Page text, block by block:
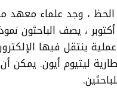
، وجد علماء معهد
ينتقل فيها
ليثيوم أيون. يمكن